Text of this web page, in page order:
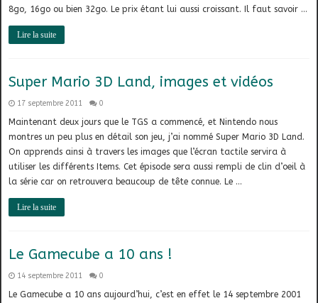
8go, 16go ou bien 32go. Le prix étant lui aussi croissant. Il faut savoir …
Lire la suite
Super Mario 3D Land, images et vidéos
17 septembre 2011 0
Maintenant deux jours que le TGS a commencé, et Nintendo nous
montres un peu plus en détail son jeu, j’ai nommé Super Mario 3D Land.
On apprends ainsi à travers les images que l’écran tactile servira à
utiliser les différents Items. Cet épisode sera aussi rempli de clin d’oeil à
la série car on retrouvera beaucoup de tête connue. Le …
Lire la suite
Le Gamecube a 10 ans !
14 septembre 2011 0
Le Gamecube a 10 ans aujourd’hui, c’est en effet le 14 septembre 2001